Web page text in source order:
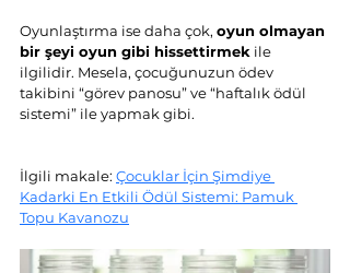
Oyunlaştırma ise daha çok, oyun olmayan
bir şeyi oyun gibi hissettirmek ile
ilgilidir. Mesela, çocuğunuzun ödev
takibini “görev panosu” ve “haftalık ödül
sistemi” ile yapmak gibi.
İlgili makale: Çocuklar İçin Şimdiye
Kadarki En Etkili Ödül Sistemi: Pamuk
Topu Kavanozu